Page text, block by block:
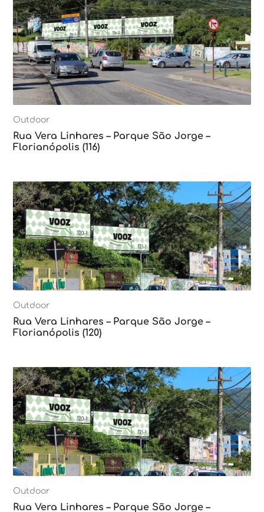
Outdoor
Rua Vera Linhares – Parque São Jorge –
Florianópolis (116)
Outdoor
Rua Vera Linhares – Parque São Jorge –
Florianópolis (120)
Outdoor
Rua Vera Linhares – Parque São Jorge –